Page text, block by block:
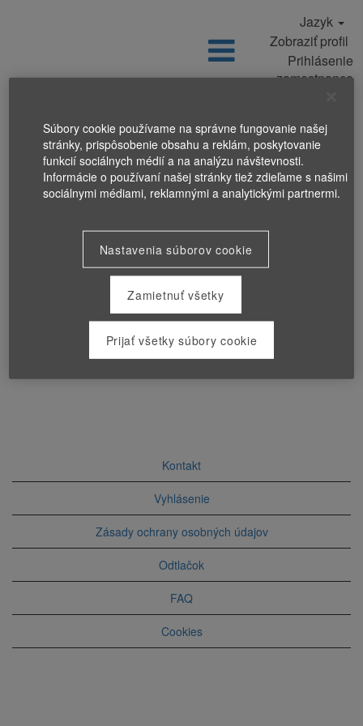
Jazyk
Zobraziť profil
Prihlásenie
zamestnanca
Kontakt
Vyhlásenie
Zásady ochrany osobných údajov
Odtlačok
FAQ
Cookies
Súbory cookie používame na správne fungovanie našej
stránky, prispôsobenie obsahu a reklám, poskytovanie
funkcií sociálnych médií a na analýzu návštevnosti.
Informácie o používaní našej stránky tiež zdieľame s našimi
sociálnymi médiami, reklamnými a analytickými partnermi.
Nastavenia súborov cookie
Zamietnuť všetky
Prijať všetky súbory cookie